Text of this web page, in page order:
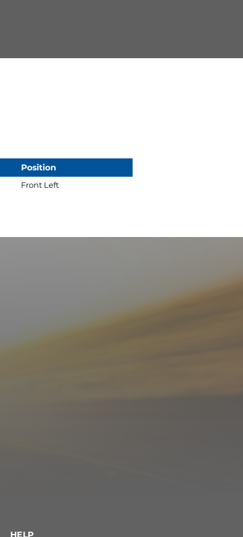
Position
Front Left
HELP